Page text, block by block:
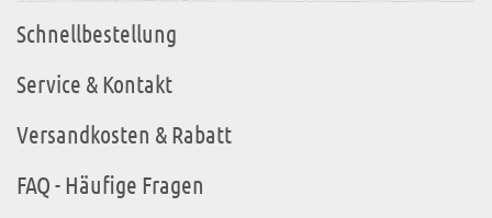
Schnellbestellung
Service & Kontakt
Versandkosten & Rabatt
FAQ - Häufige Fragen